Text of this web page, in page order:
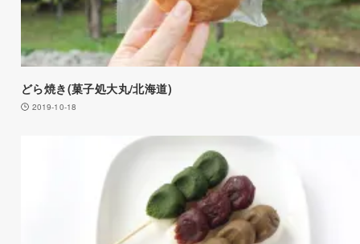
どら焼き(菓子処大丸/北海道)
2019-10-18